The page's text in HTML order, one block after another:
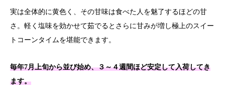
実は全体的に黄色く、その甘味は食べた人を魅了するほどの甘
さ。軽く塩味を効かせて茹でるとさらに甘みが増し極上のスイー
トコーンタイムを堪能できます。
毎年7月上旬から並び始め、３～４週間ほど安定して入荷してき
ます。